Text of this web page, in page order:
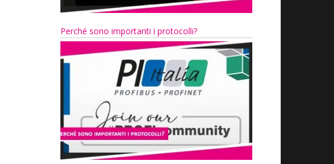
Perché sono importanti i protocolli?